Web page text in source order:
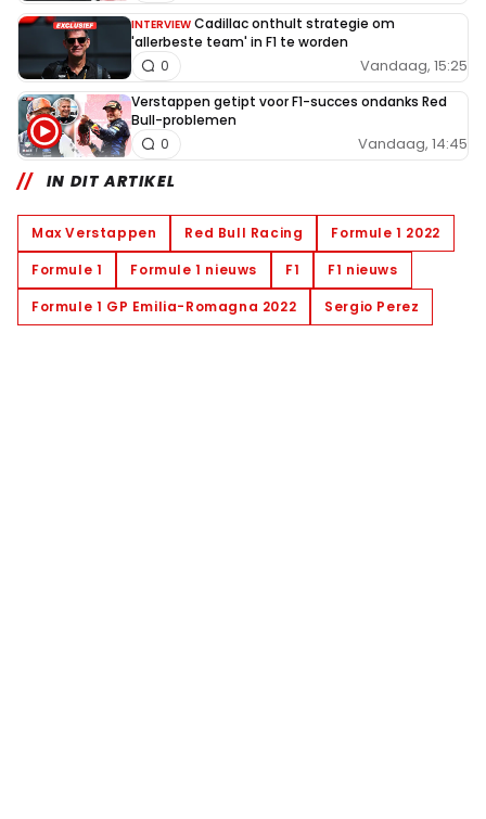
INTERVIEW Cadillac onthult strategie om
'allerbeste team' in F1 te worden
Vandaag, 15:25
0
Verstappen getipt voor F1-succes ondanks Red
Bull-problemen
Vandaag, 14:45
0
IN DIT ARTIKEL
Max Verstappen Red Bull Racing
Formule 1 2022
Formule 1
Formule 1 nieuws F1
F1 nieuws
Formule 1 GP Emilia-Romagna 2022
Sergio Perez